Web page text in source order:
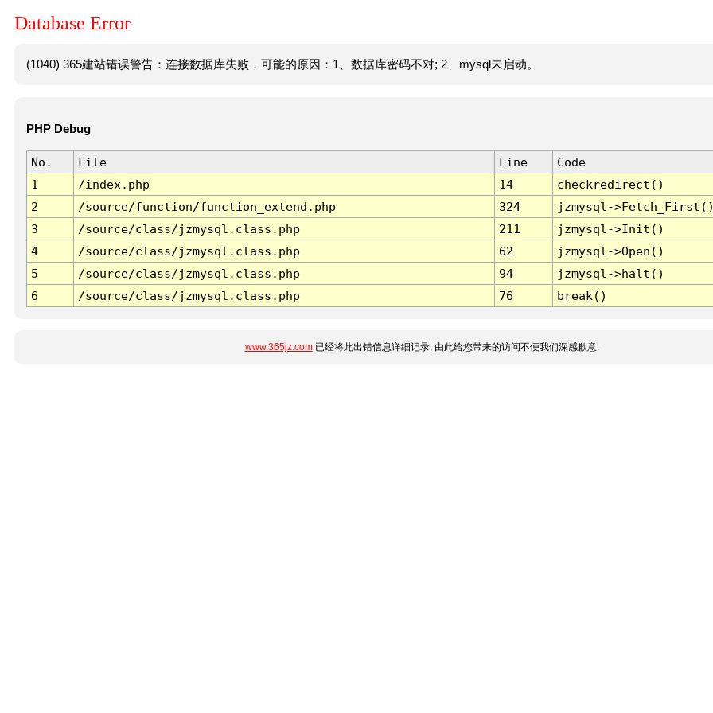
Database Error
(1040) 365建站错误警告：连接数据库失败，可能的原因：1、数据库密码不对; 2、mysql未启动。
PHP Debug
No. File Line
Code
1
/index.php 14
checkredirect()
2
/source/function/function_extend.php 324
jzmysql-
3
/source/class/jzmysql.class.php 211
jzmysql->Init()
4
/source/class/jzmysql.class.php 62
jzmysql->Open()
5
/source/class/jzmysql.class.php 94
jzmysql->halt()
6
/source/class/jzmysql.class.php 76 break()
www.365jz.com已经将此出错信息详细记录, 由此给您带来的访问不便我们深感歉意.